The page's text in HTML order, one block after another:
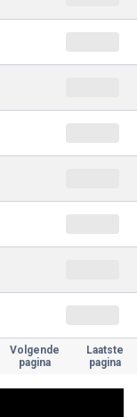
Volgende
pagina
Laatste
pagina